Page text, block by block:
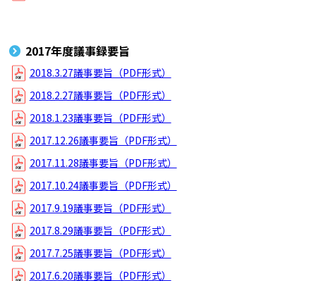
2017年度議事録要旨
2018.3.27議事要旨（PDF形式）
2018.2.27議事要旨（PDF形式）
2018.1.23議事要旨（PDF形式）
2017.12.26議事要旨（PDF形式）
2017.11.28議事要旨（PDF形式）
2017.10.24議事要旨（PDF形式）
2017.9.19議事要旨（PDF形式）
2017.8.29議事要旨（PDF形式）
2017.7.25議事要旨（PDF形式）
2017.6.20議事要旨（PDF形式）